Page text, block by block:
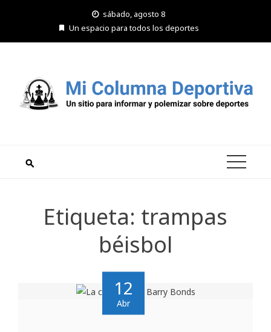
sábado, agosto 8
Un espacio para todos los deportes
Etiqueta: trampas
béisbol
12
Abr